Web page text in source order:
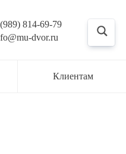
814-69-79
dvor.ru
Клиентам